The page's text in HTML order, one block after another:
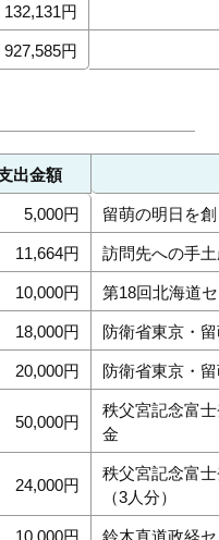
132,131円
927,585円
出金額
5,000円 留萌の明日を
11,664円 訪問先への手
10,000円 第18回北海道
18,000円 防衛省東京・
20,000円 防衛省東京・
50,000円
秩父宮記念富
金
24,000円
秩父宮記念富
（3人分）
10,000円 鈴木直道政経